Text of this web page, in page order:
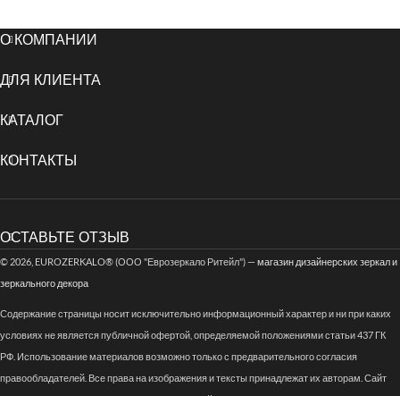
О КОМПАНИИ
ДЛЯ КЛИЕНТА
КАТАЛОГ
КОНТАКТЫ
ОСТАВЬТЕ ОТЗЫВ
© 2026, EUROZERKALO® (ООО "Еврозеркало Ритейл") —магазин дизайнерских зеркал и
зеркального декора
Содержание страницы носит исключительно информационный характер и ни при каких
условиях не является публичной офертой, определяемой положениями статьи 437 ГК
РФ. Использование материалов возможно только с предварительного согласия
правообладателей. Все права на изображения и тексты принадлежат их авторам. Сайт